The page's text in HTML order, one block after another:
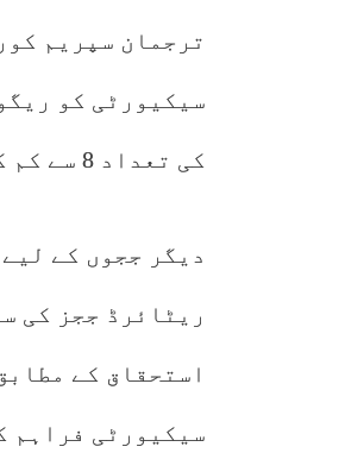
ترجمان سپریم
سیکیورٹی کو
کی تعداد 8 سے کم کر کے 2 کر دی ہے۔
دیگر ججوں کے
ریٹائرڈ ججز کی
استحقاق کے
سیکیورٹی فراہم